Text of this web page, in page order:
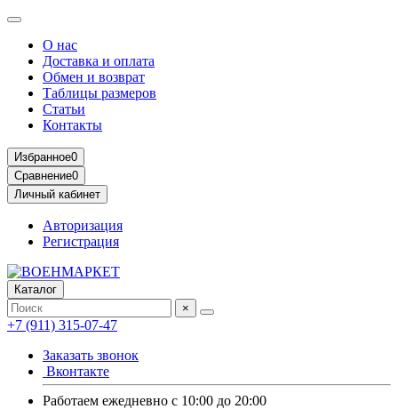
О нас
Доставка и оплата
Обмен и возврат
Таблицы размеров
Статьи
Контакты
Избранное0
Сравнение0
Личный кабинет
Авторизация
Регистрация
Каталог
×
+7 (911) 315-07-47
Заказать звонок
Вконтакте
Работаем ежедневно с 10:00 до 20:00